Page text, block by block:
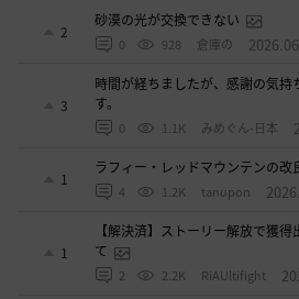
2
砂漠の光が交換できない
0 928 倉庫の
3
時間が経ちましたが、感謝の気持
す。
0 1.1K みめぐん-日本
1
ラフィー・レッドマウンテンの改
4 1.2K tanupon
1
【解決済】ストーリー解放で獲
て
2 2.2K RiAUltifight